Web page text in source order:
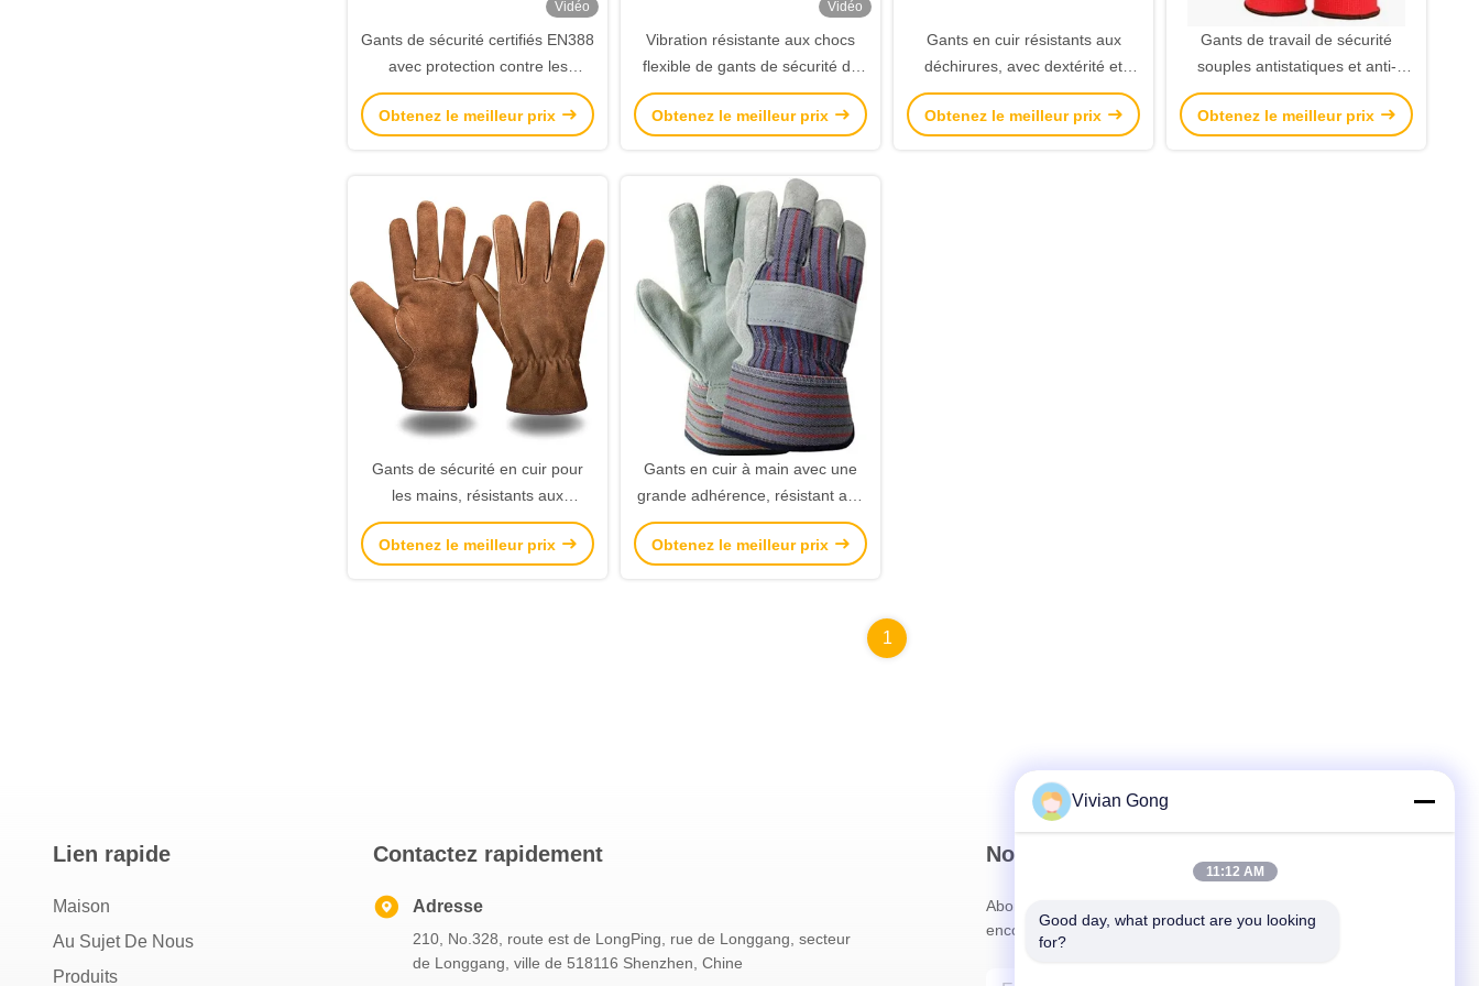
Vidéo
Gants de sécurité certifiés EN388
avec protection contre les
coupures et les chocs pour les
travaux industriels
Obtenez le meilleur prix
Vidéo
Vibration résistante aux chocs
flexible de gants de sécurité de
mesure de 15 anti coupée
résistante
Obtenez le meilleur prix
Gants en cuir résistants aux
déchirures, avec dextérité et
conception facile à enfiler et à
enlever pour un travail de
Obtenez le meilleur prix
Gants de travail de sécurité
souples antistatiques et anti-
poussière, sans couture pour
une Protection légère
Obtenez le meilleur prix
Gants de sécurité en cuir pour
les mains, résistants aux
coupures, imperméables et
résistants à l'huile, pour travaux
Obtenez le meilleur prix
Gants en cuir à main avec une
grande adhérence, résistant aux
ponctions et manchette de
sécurité caoutchouteuse pour le
Obtenez le meilleur prix
1
Lien rapide
Maison
Au Sujet De Nous
Produits
Contactez rapidement
Adresse
210, No.328, route est de LongPing, rue de Longgang, secteur
de Longgang, ville de 518116 Shenzhen, Chine
Notre newsletter
Abonnez-vous à notre newsletter pour des réductions et plus
encore.
Vivian Gong
11:12 AM
Good day, what product are you looking
for?